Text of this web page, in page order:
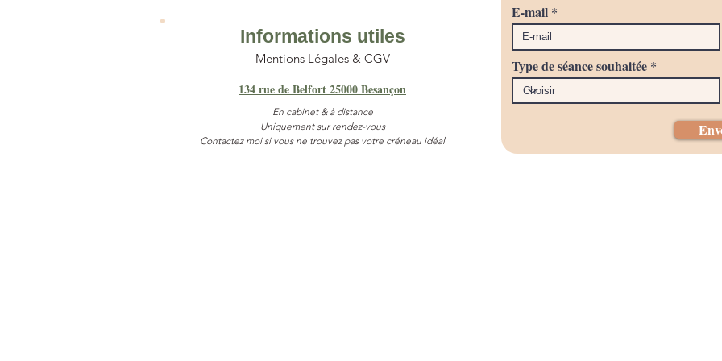
Informations utiles
Mentions Légales & CGV
134 rue de Belfort 25000 Besançon
En cabinet & à distance
Uniquement sur rendez-vous
Contactez moi si vous ne trouvez pas votre créneau idéal
E-mail
Type de séance souhaitée